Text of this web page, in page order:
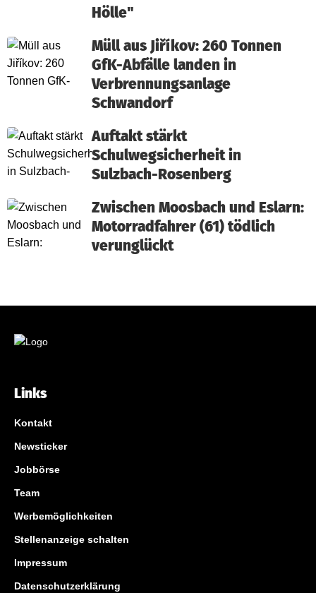
Hölle"
Müll aus Jiříkov: 260 Tonnen
GfK-Abfälle landen in
Verbrennungsanlage
Schwandorf
Auftakt stärkt
Schulwegsicherheit in
Sulzbach-Rosenberg
Zwischen Moosbach und Eslarn:
Motorradfahrer (61) tödlich
verunglückt
Links
Kontakt
Newsticker
Jobbörse
Team
Werbemöglichkeiten
Stellenanzeige schalten
Impressum
Datenschutzerklärung